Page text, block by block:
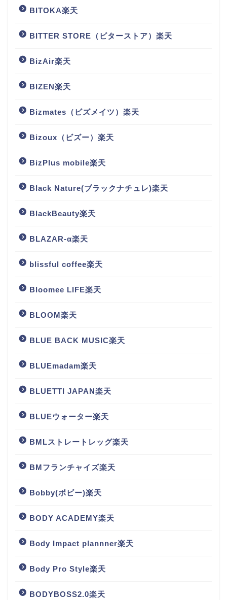
BITOKA楽天
BITTER STORE（ビターストア）楽天
BizAir楽天
BIZEN楽天
Bizmates（ビズメイツ）楽天
Bizoux（ビズー）楽天
BizPlus mobile楽天
Black Nature(ブラックナチュレ)楽天
BlackBeauty楽天
BLAZAR-α楽天
blissful coffee楽天
Bloomee LIFE楽天
BLOOM楽天
BLUE BACK MUSIC楽天
BLUEmadam楽天
BLUETTI JAPAN楽天
BLUEウォーター楽天
BMLストレートレッグ楽天
BMフランチャイズ楽天
Bobby(ボビー)楽天
BODY ACADEMY楽天
Body Impact plannner楽天
Body Pro Style楽天
BODYBOSS2.0楽天